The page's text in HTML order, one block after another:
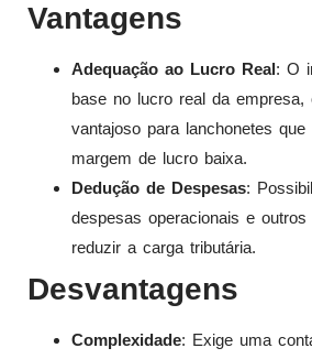
Vantagens
Adequação ao Lucro Real: O
base no lucro real da empresa,
vantajoso para lanchonetes
margem de lucro baixa.
Dedução de Despesas:
despesas operacionais e
reduzir a carga tributária.
Desvantagens
Complexidade: Exige uma